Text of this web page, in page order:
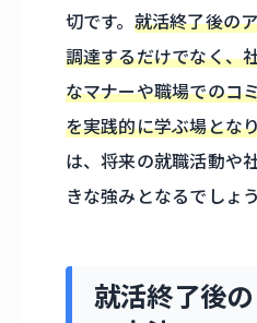
切です。 就活終了後の
調達するだけでなく、
なマナーや職場でのコ
を実践的に学ぶ場とな
は、将来の就職活動や
きな強みとなるでしょう
就活終了後